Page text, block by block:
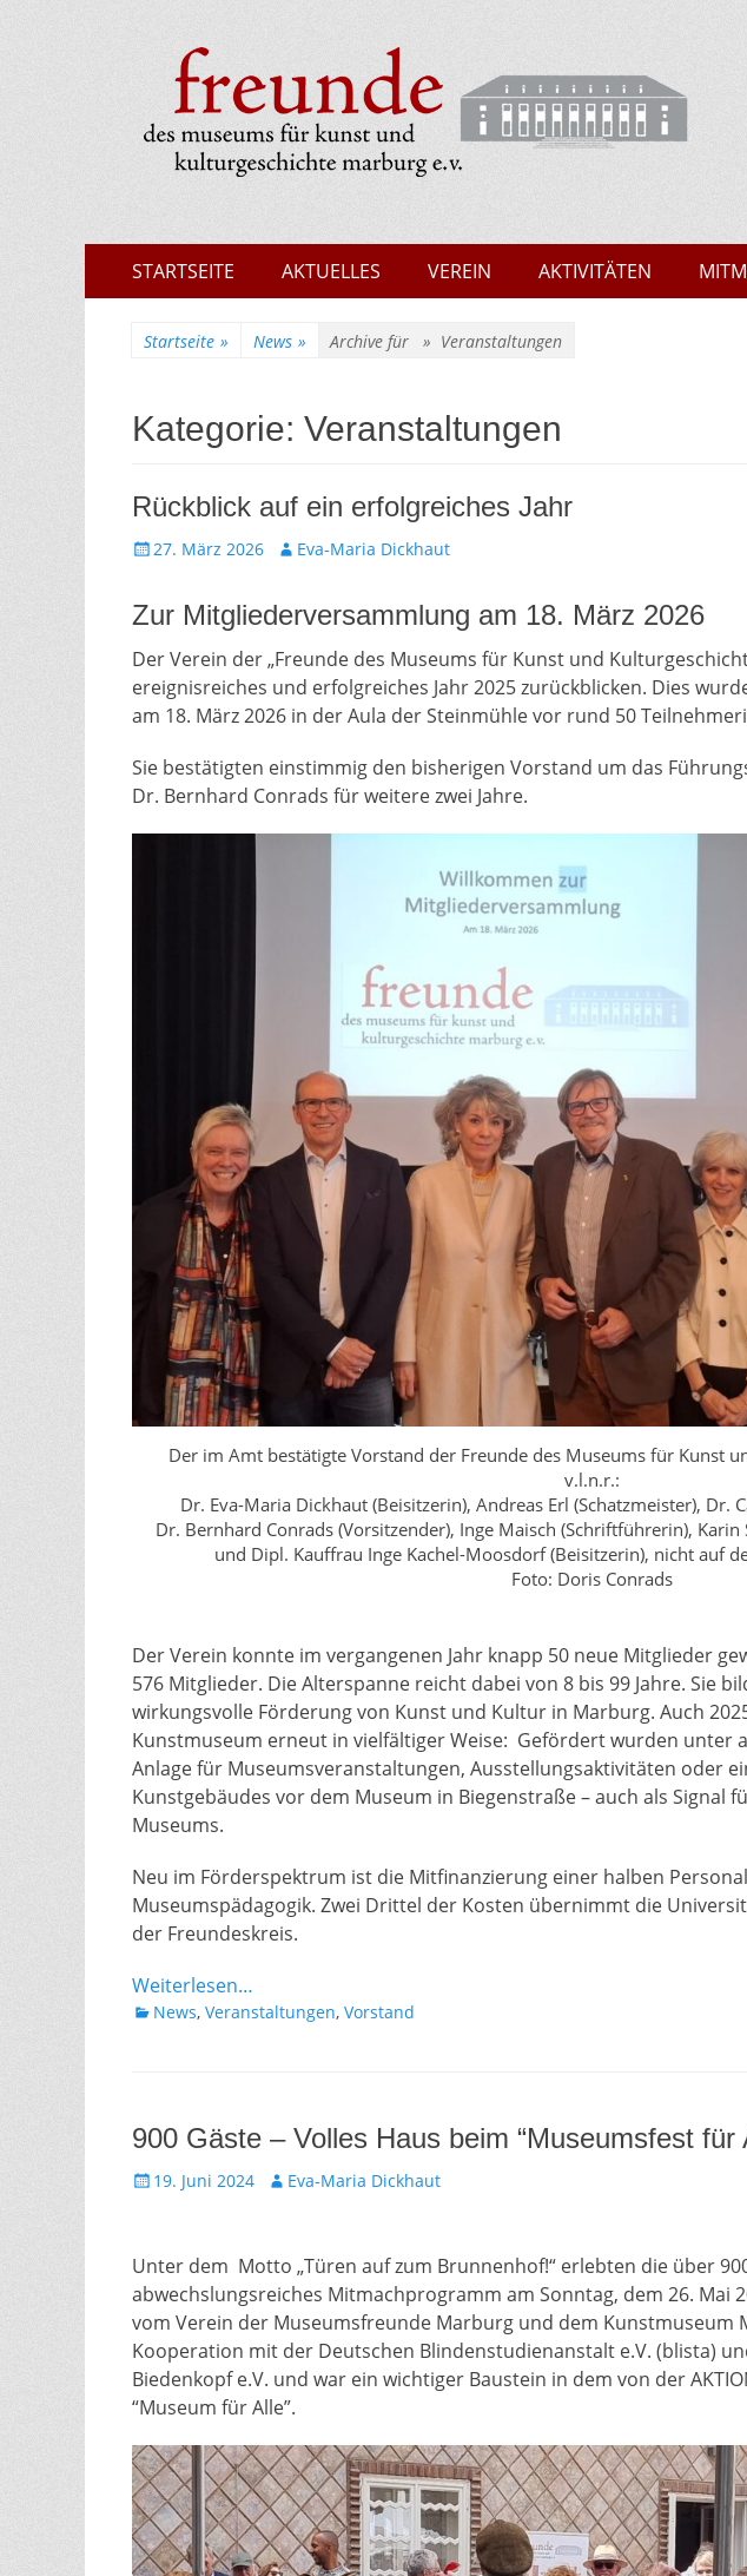
Museumsfreunde Marburg
Erstes
Menü
Inhalt:
STARTSEITE AKTUELLES VEREIN AKTIVITÄTEN
Startseite » News » Archive für » Veranstaltungen
Kategorie: Veranstaltungen
Rückblick auf ein erfolgreiches Jahr
Gepostet
27. März 2026 AutorEva-Maria Dickhaut
Zur Mitgliederversammlung am 18. März 2026
Der Verein der „Freunde des Museums für Kunst und
ereignisreiches und erfolgreiches Jahr 2025 zurückblicken. Dies
am 18. März 2026 in der Aula der Steinmühle vor rund 50
Sie bestätigten einstimmig den bisherigen Vorstand um das
Dr. Bernhard Conrads für weitere zwei Jahre.
Der im Amt bestätigte Vorstand der Freunde des Museums für Kunst
v.l.n.r.:
Dr. Eva-Maria Dickhaut (Beisitzerin), Andreas Erl (Schatzmeister), Dr.
Dr. Bernhard Conrads (Vorsitzender), Inge Maisch (Schriftführerin),
und Dipl. Kauffrau Inge Kachel-Moosdorf (Beisitzerin), nicht auf
Foto: Doris Conrads
Der Verein konnte im vergangenen Jahr knapp 50 neue Mitglieder
576 Mitglieder. Die Alterspanne reicht dabei von 8 bis 99 Jahre. Sie
wirkungsvolle Förderung von Kunst und Kultur in Marburg. Auch
Kunstmuseum erneut in vielfältiger Weise: Gefördert wurden unter
Anlage für Museumsveranstaltungen, Ausstellungsaktivitäten oder
Kunstgebäudes vor dem Museum in Biegenstraße – auch als Signal
Museums.
Neu im Förderspektrum ist die Mitfinanzierung einer halben
Museumspädagogik. Zwei Drittel der Kosten übernimmt die
der Freundeskreis.
Weiterlesen…
Kategorien
News, Veranstaltungen, Vorstand
900 Gäste – Volles Haus beim “Museumsfest für
Gepostet
19. Juni 2024 AutorEva-Maria Dickhaut
Unter dem Motto „Türen auf zum Brunnenhof!“ erlebten die über
abwechslungsreiches Mitmachprogramm am Sonntag, dem 26. Mai
vom Verein der Museumsfreunde Marburg und dem Kunstmuseum
Kooperation mit der Deutschen Blindenstudienanstalt e.V. (blista)
Biedenkopf e.V. und war ein wichtiger Baustein in dem von der
“Museum für Alle”.